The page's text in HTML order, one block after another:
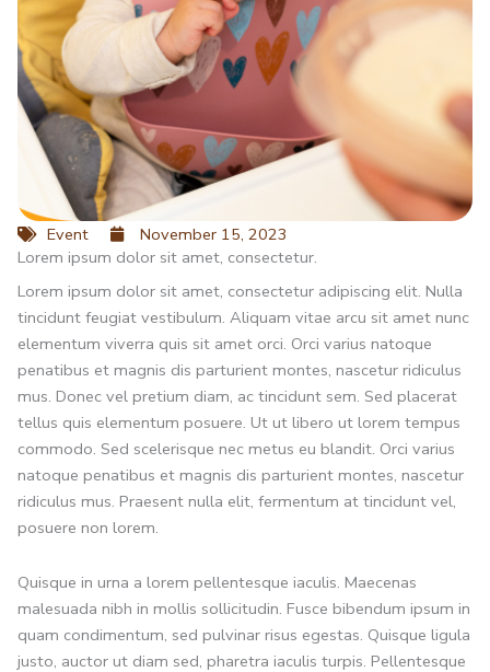
Event
November 15, 2023
Lorem ipsum dolor sit amet, consectetur.
Lorem ipsum dolor sit amet, consectetur adipiscing elit. Nulla
tincidunt feugiat vestibulum. Aliquam vitae arcu sit amet nunc
elementum viverra quis sit amet orci. Orci varius natoque
penatibus et magnis dis parturient montes, nascetur ridiculus
mus. Donec vel pretium diam, ac tincidunt sem. Sed placerat
tellus quis elementum posuere. Ut ut libero ut lorem tempus
commodo. Sed scelerisque nec metus eu blandit. Orci varius
natoque penatibus et magnis dis parturient montes, nascetur
ridiculus mus. Praesent nulla elit, fermentum at tincidunt vel,
posuere non lorem.
Quisque in urna a lorem pellentesque iaculis. Maecenas
malesuada nibh in mollis sollicitudin. Fusce bibendum ipsum in
quam condimentum, sed pulvinar risus egestas. Quisque ligula
justo, auctor ut diam sed, pharetra iaculis turpis. Pellentesque